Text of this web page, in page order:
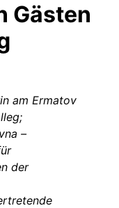
Gästen
am Ermatov
–
der